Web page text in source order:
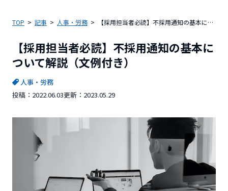
TOP 記事 人事・労務 【採用担当者必読】不採用通知の基本について解説（文例付き）
【採用担当者必読】不採用通知の基本に
ついて解説（文例付き）
人事・労務
投稿： 2022.06.03更新： 2023.05.29